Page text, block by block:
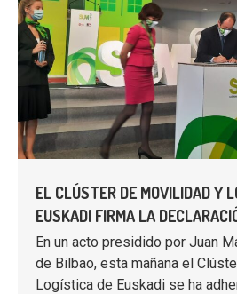
EL CLÚSTER DE MOVILIDAD Y
EUSKADI FIRMA LA
En un acto presidido por Juan
de Bilbao, esta mañana el
Logística de Euskadi se ha